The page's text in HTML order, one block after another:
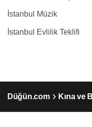
İstanbul Müzik
İstanbul Evlilik Teklifi
Düğün.com Kına ve